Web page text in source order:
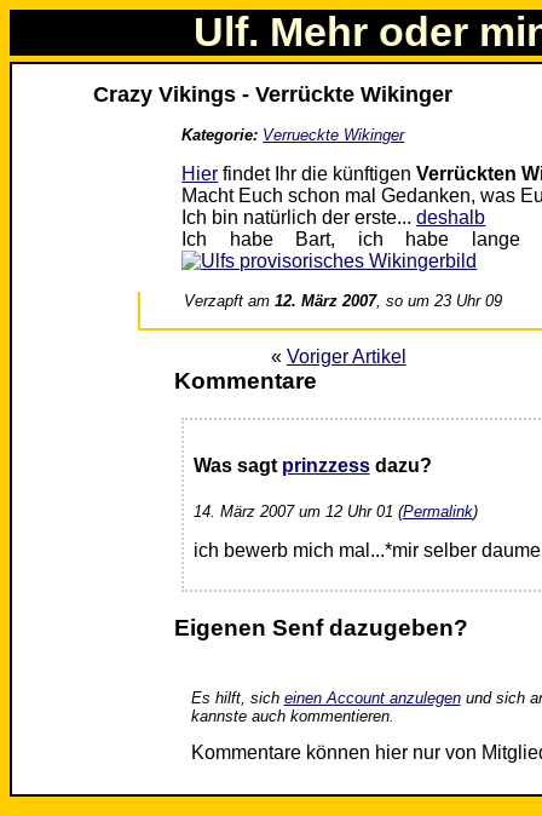
Ulf. Mehr oder
Crazy Vikings - Verrückte Wikinger
Kategorie: Verrueckte Wikinger
Hier findet Ihr die künftigenVerrückten
Macht Euch schon mal Gedanken, was
Ich bin natürlich der erste...deshalb
Ich habe Bart, ich habe lange
Verzapft am12. März 2007, so um 23 Uhr 09
« Voriger Artikel
Kommentare
Was sagt prinzzessdazu?
14. März 2007 um 12 Uhr 01 (Permalink)
ich bewerb mich mal...*mir selber
Eigenen Senf dazugeben?
Es hilft, sich einen Account anzulegenund sich
kannste auch kommentieren.
Kommentare können hier nur von